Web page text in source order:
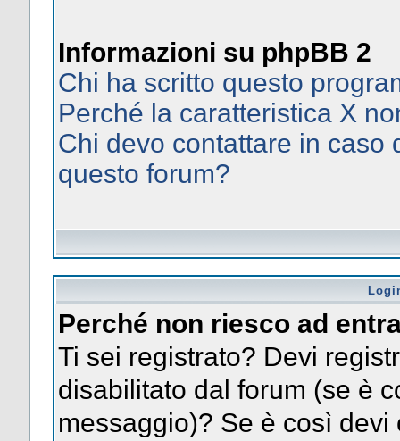
Informazioni su phpBB 2
Chi ha scritto questo
Perché la caratteristica X
Chi devo contattare in caso
questo forum?
Perché non riesco ad
Ti sei registrato? Devi
disabilitato dal forum (se è
messaggio)? Se è così